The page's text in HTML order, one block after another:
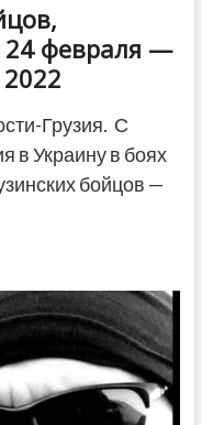
24 февраля —
Грузия. С
в Украину в боях
бойцов —